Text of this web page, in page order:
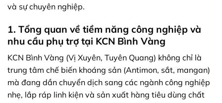
và sự chuyên nghiệp.
1. Tổng quan về tiềm năng công nghiệp và
nhu cầu phụ trợ tại KCN Bình Vàng
KCN Bình Vàng (Vị Xuyên, Tuyên Quang) không chỉ là
trung tâm chế biến khoáng sản (Antimon, sắt, mangan)
mà đang dần chuyển dịch sang các ngành công nghiệp
nhẹ, lắp ráp linh kiện và sản xuất hàng tiêu dùng chất